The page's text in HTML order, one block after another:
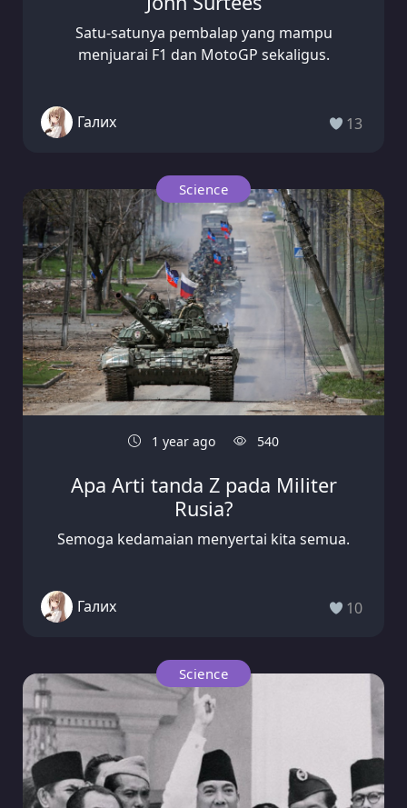
Satu-satunya pembalap yang mampu
menjuarai F1 dan MotoGP sekaligus.
Галих 13
Science
1 year ago 540
Apa Arti tanda Z pada Militer
Rusia?
Semoga kedamaian menyertai kita semua.
Галих 10
Science